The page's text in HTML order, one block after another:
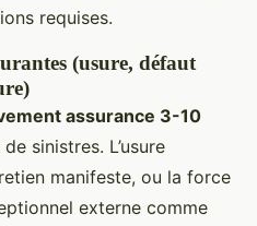
requises.
(usure, défaut
assurance 3-10
sinistres. L’usure
manifeste, ou la force
externe comme